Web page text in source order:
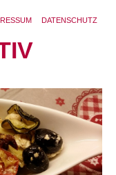
DATENSCHUTZ